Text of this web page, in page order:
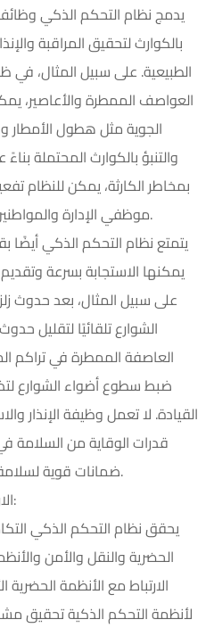
يدمج نظام التحكم الذكي وظائف
بالكوارث لتحقيق المراقبة
الطبيعية. على سبيل المثال، في
العواصف الممطرة والأعاصير،
الجوية مثل هطول الأمطار
والتنبؤ بالكوارث المحتملة
بمخاطر الكارثة، يمكن للنظام
موظفي الإدارة والمواطنين لاتخاذ التدابير الوقائية اللازمة.
يتمتع نظام التحكم الذكي أيضًا
يمكنها الاستجابة بسرعة
على سبيل المثال، بعد حدوث
الشوارع تلقائيًا لتقليل
العاصفة الممطرة في تراكم
ضبط سطوع أضواء الشوارع
القيادة. لا تعمل وظيفة الإنذار
قدرات الوقاية من السلامة
ضمانات قوية لسلامة أرواح المواطنين وممتلكاتهم.
الارتباط مع النظم الحضرية الأخرى:
يحقق نظام التحكم الذكي
الحضرية والنقل والأمن
الارتباط مع الأنظمة
لأنظمة التحكم الذكية تحقيق